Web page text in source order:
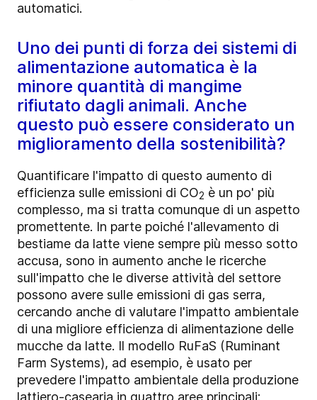
automatici.
Uno dei punti di forza dei sistemi di
alimentazione automatica è la
minore quantità di mangime
rifiutato dagli animali. Anche
questo può essere considerato un
miglioramento della sostenibilità?
Quantificare l'impatto di questo aumento di
efficienza sulle emissioni di CO2 è un po' più
complesso, ma si tratta comunque di un aspetto
promettente. In parte poiché l'allevamento di
bestiame da latte viene sempre più messo sotto
accusa, sono in aumento anche le ricerche
sull'impatto che le diverse attività del settore
possono avere sulle emissioni di gas serra,
cercando anche di valutare l'impatto ambientale
di una migliore efficienza di alimentazione delle
mucche da latte. Il modello RuFaS (Ruminant
Farm Systems), ad esempio, è usato per
prevedere l'impatto ambientale della produzione
lattiero-casearia in quattro aree principali: